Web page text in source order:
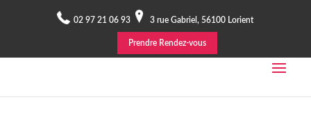
02 97 21 06 93 3 rue Gabriel, 56100 Lorient
Prendre Rendez-vous